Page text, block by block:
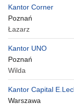
Kantor Corner
Poznań
Łazarz
Kantor UNO
Poznań
Wilda
Kantor Capital
Warszawa